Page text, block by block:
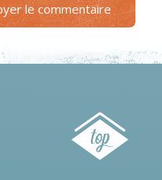
le commentaire